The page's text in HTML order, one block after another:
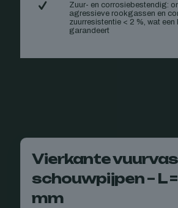
Zuur- en corrosiebestendig:
agressieve rookgassen en
zuurresistentie < 2 %, wat
garandeert
Vierkante
schouwpijpen – L
mm